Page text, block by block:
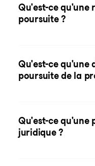
Qu'est-ce qu'une
poursuite ?
Qu'est-ce qu'une
poursuite de la
Qu'est-ce qu'une
juridique ?